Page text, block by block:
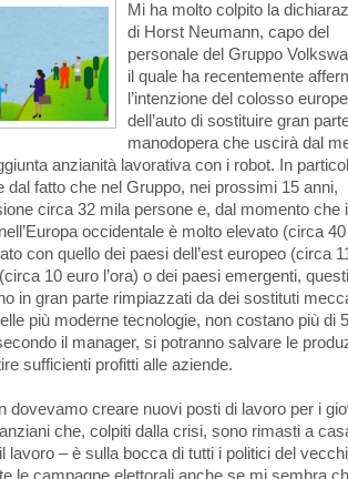
Mi ha molto colpito la
di Horst Neumann, capo del
personale del Gruppo
il quale ha recentemente
l’intenzione del colosso
dell’auto di sostituire gran
manodopera che uscirà dal
anzianità lavorativa con i robot. In
dal fatto che nel Gruppo, nei prossimi 15 anni,
circa 32 mila persone e, dal momento che
occidentale è molto elevato (circa
con quello dei paesi dell’est europeo (circa
(circa 10 euro l’ora) o dei paesi emergenti, questi
in gran parte rimpiazzati da dei sostituti
più moderne tecnologie, non costano più di
il manager, si potranno salvare le
sufficienti profitti alle aziende.
dovevamo creare nuovi posti di lavoro per i
che, colpiti dalla crisi, sono rimasti a
lavoro – è sulla bocca di tutti i politici del